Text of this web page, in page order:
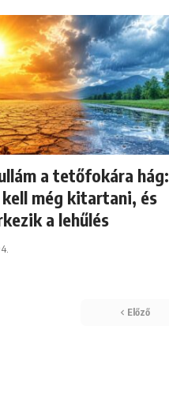
a tetőfokára hág:
még kitartani, és
a lehűlés
Előző